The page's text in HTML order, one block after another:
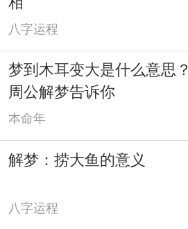
八字运程
梦到木耳变大是什么意思？
周公解梦告诉你
本命年
解梦：捞大鱼的意义
八字运程